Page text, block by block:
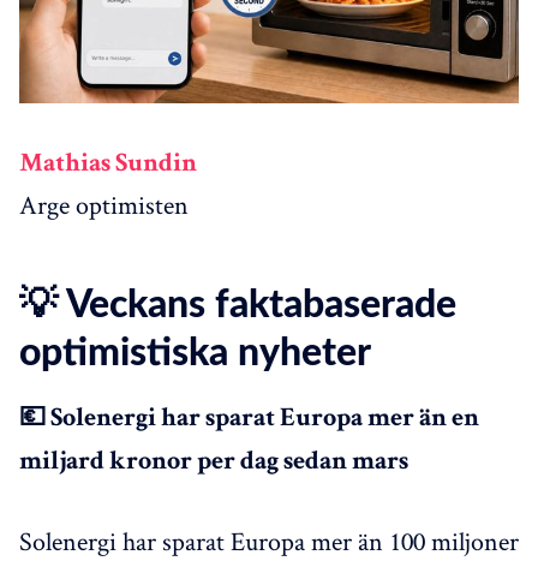
Mathias Sundin
Arge optimisten
💡 Veckans faktabaserade
optimistiska nyheter
💶 Solenergi har sparat Europa mer än en
miljard kronor per dag sedan mars
Solenergi har sparat Europa mer än 100 miljoner